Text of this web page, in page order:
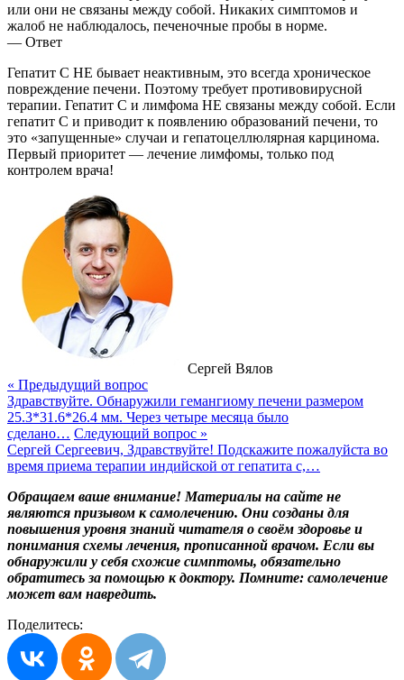
или они не связаны между собой. Никаких симптомов и
жалоб не наблюдалось, печеночные пробы в норме.
— Ответ
Гепатит С НЕ бывает неактивным, это всегда хроническое
повреждение печени. Поэтому требует противовирусной
терапии. Гепатит С и лимфома НЕ связаны между собой. Если
гепатит С и приводит к появлению образований печени, то
это «запущенные» случаи и гепатоцеллюлярная карцинома.
Первый приоритет — лечение лимфомы, только под
контролем врача!
Сергей Вялов
« Предыдущий вопрос
Здравствуйте. Обнаружили гемангиому печени размером
25.3*31.6*26.4 мм. Через четыре месяца было
сделано… Следующий вопрос »
Сергей Сергеевич, Здравствуйте! Подскажите пожалуйста во
время приема терапии индийской от гепатита с,…
Обращаем ваше внимание! Материалы на сайте не
являются призывом к самолечению. Они созданы для
повышения уровня знаний читателя о своём здоровье и
понимания схемы лечения, прописанной врачом. Если вы
обнаружили у себя схожие симптомы, обязательно
обратитесь за помощью к доктору. Помните: самолечение
может вам навредить.
Поделитесь: